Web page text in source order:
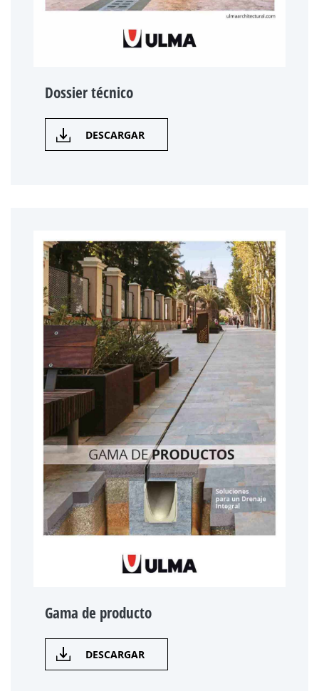
Dossier técnico
DESCARGAR
Gama de producto
DESCARGAR